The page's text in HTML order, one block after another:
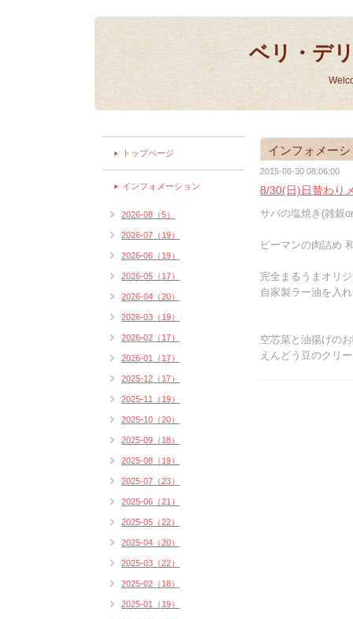
ベリ・デ
インフォメー
2015-08-30 08:06:00
8/30(日)日替わり
サバの塩焼き(雑穀
ピーマンの肉詰め
完全まるうまオリ
自家製ラー油を入
空芯菜と油揚げの
えんどう豆のクリ
トップページ
インフォメーション
2026-08（5）
2026-07（19）
2026-06（19）
2026-05（17）
2026-04（20）
2026-03（19）
2026-02（17）
2026-01（17）
2025-12（17）
2025-11（19）
2025-10（20）
2025-09（18）
2025-08（19）
2025-07（23）
2025-06（21）
2025-05（22）
2025-04（20）
2025-03（22）
2025-02（18）
2025-01（19）